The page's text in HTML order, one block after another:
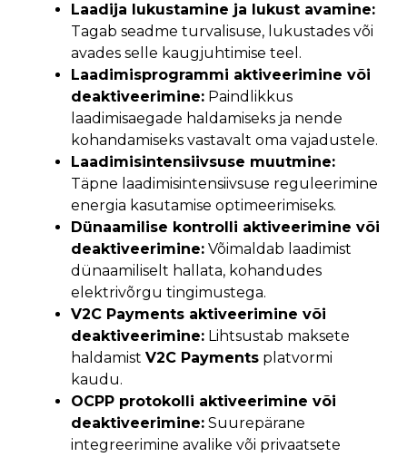
Laadija lukustamine ja lukust avamine:
Tagab seadme turvalisuse, lukustades või
avades selle kaugjuhtimise teel.
Laadimisprogrammi aktiveerimine või
deaktiveerimine: Paindlikkus
laadimisaegade haldamiseks ja nende
kohandamiseks vastavalt oma vajadustele.
Laadimisintensiivsuse muutmine:
Täpne laadimisintensiivsuse reguleerimine
energia kasutamise optimeerimiseks.
Dünaamilise kontrolli aktiveerimine või
deaktiveerimine: Võimaldab laadimist
dünaamiliselt hallata, kohandudes
elektrivõrgu tingimustega.
V2C Payments aktiveerimine või
deaktiveerimine: Lihtsustab maksete
haldamist V2C Payments platvormi
kaudu.
OCPP protokolli aktiveerimine või
deaktiveerimine: Suurepärane
integreerimine avalike või privaatsete